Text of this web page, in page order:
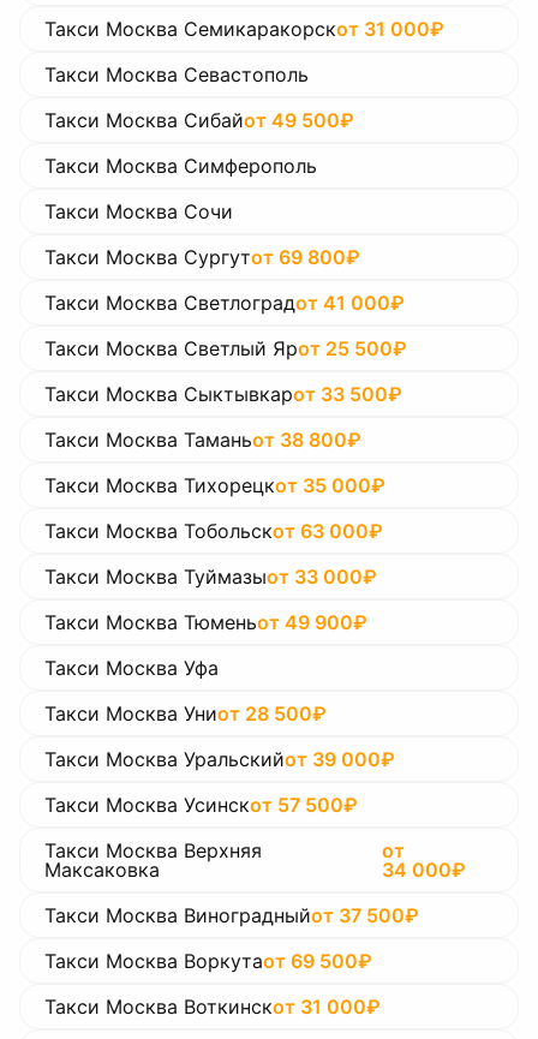
Такси Москва Семикаракорскот 31 000₽
Такси Москва Севастополь
Такси Москва Сибайот 49 500₽
Такси Москва Симферополь
Такси Москва Сочи
Такси Москва Сургутот 69 800₽
Такси Москва Светлоградот 41 000₽
Такси Москва Светлый Ярот 25 500₽
Такси Москва Сыктывкарот 33 500₽
Такси Москва Таманьот 38 800₽
Такси Москва Тихорецкот 35 000₽
Такси Москва Тобольскот 63 000₽
Такси Москва Туймазыот 33 000₽
Такси Москва Тюменьот 49 900₽
Такси Москва Уфа
Такси Москва Униот 28 500₽
Такси Москва Уральскийот 39 000₽
Такси Москва Усинскот 57 500₽
Такси Москва Верхняя
Максаковка
от
34 000₽
Такси Москва Виноградныйот 37 500₽
Такси Москва Воркутаот 69 500₽
Такси Москва Воткинскот 31 000₽